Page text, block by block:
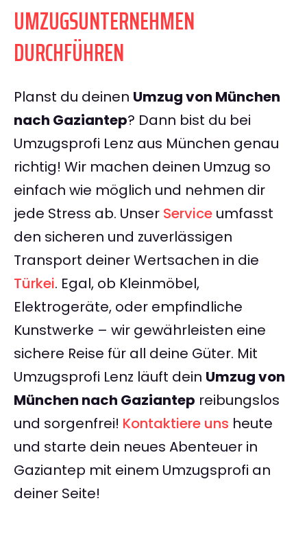
UMZUGSUNTERNEHMEN
DURCHFÜHREN
Planst du deinen Umzug von München
nach Gaziantep? Dann bist du bei
Umzugsprofi Lenz aus München genau
richtig! Wir machen deinen Umzug so
einfach wie möglich und nehmen dir
jede Stress ab. Unser Service umfasst
den sicheren und zuverlässigen
Transport deiner Wertsachen in die
Türkei. Egal, ob Kleinmöbel,
Elektrogeräte, oder empfindliche
Kunstwerke – wir gewährleisten eine
sichere Reise für all deine Güter. Mit
Umzugsprofi Lenz läuft dein Umzug von
München nach Gaziantep reibungslos
und sorgenfrei! Kontaktiere uns heute
und starte dein neues Abenteuer in
Gaziantep mit einem Umzugsprofi an
deiner Seite!